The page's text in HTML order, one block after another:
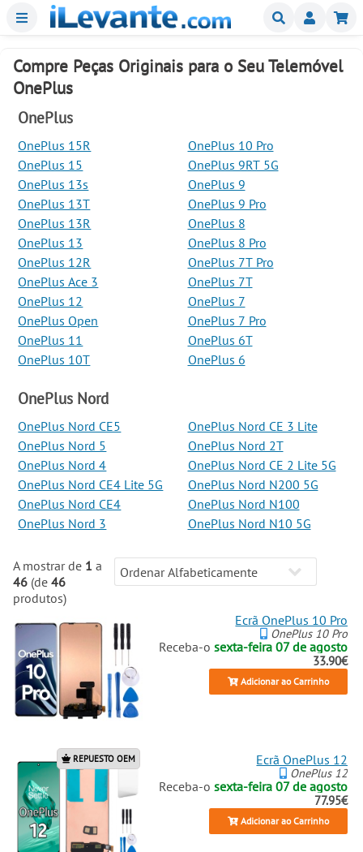
Menu Buscar
Compre Peças Originais para o Seu Telemóvel
OnePlus
OnePlus
OnePlus 15R
OnePlus 15
OnePlus 13s
OnePlus 13T
OnePlus 13R
OnePlus 13
OnePlus 12R
OnePlus Ace 3
OnePlus 12
OnePlus Open
OnePlus 11
OnePlus 10T
OnePlus 10 Pro
OnePlus 9RT 5G
OnePlus 9
OnePlus 9 Pro
OnePlus 8
OnePlus 8 Pro
OnePlus 7T Pro
OnePlus 7T
OnePlus 7
OnePlus 7 Pro
OnePlus 6T
OnePlus 6
OnePlus Nord
OnePlus Nord CE5
OnePlus Nord 5
OnePlus Nord 4
OnePlus Nord CE4 Lite 5G
OnePlus Nord CE4
OnePlus Nord 3
OnePlus Nord CE 3 Lite
OnePlus Nord 2T
OnePlus Nord CE 2 Lite 5G
OnePlus Nord N200 5G
OnePlus Nord N100
OnePlus Nord N10 5G
A mostrar de 1 a
46 (de 46
produtos)
Ecrã OnePlus 10 Pro
OnePlus 10 Pro
Receba-osexta-feira 07 de agosto
33.90€
Adicionar ao Carrinho
REPUESTO OEM Ecrã OnePlus 12
OnePlus 12
Receba-osexta-feira 07 de agosto
77.95€
Adicionar ao Carrinho